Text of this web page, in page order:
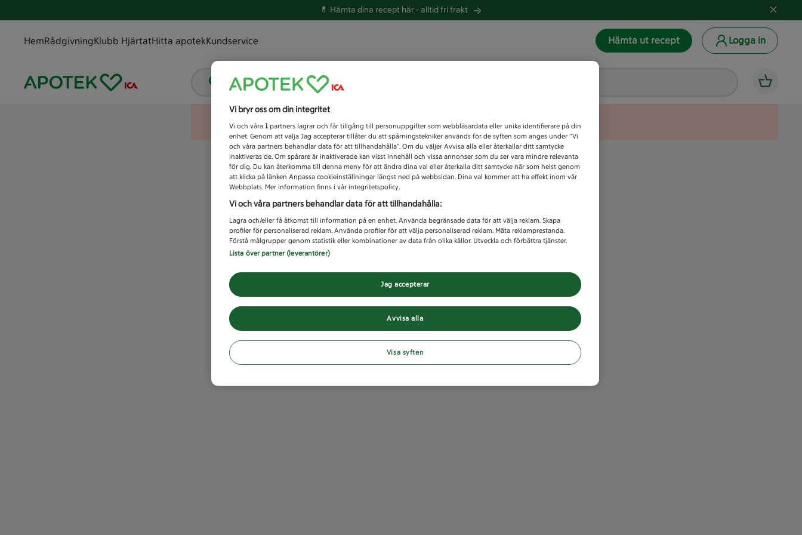
💊 Hämta dina recept här -alltid fri frakt
HemRådgivningKlubb HjärtatHitta apotekKundservice Hämta ut recept Logga in
Vad letar du efter idag?
Unknown error
Vi bryr oss om din integritet
Vi och våra 1 partners lagrar och får tillgång till personuppgifter som webbläsardata eller unika identifierare på din
enhet. Genom att välja Jag accepterar tillåter du att spårningstekniker används för de syften som anges under ”Vi
och våra partners behandlar data för att tillhandahålla”. Om du väljer Avvisa alla eller återkallar ditt samtycke
inaktiveras de. Om spårare är inaktiverade kan visst innehåll och vissa annonser som du ser vara mindre relevanta
för dig. Du kan återkomma till denna meny för att ändra dina val eller återkalla ditt samtycke när som helst genom
att klicka på länken Anpassa cookieinställningar längst ned på webbsidan. Dina val kommer att ha effekt inom vår
Webbplats. Mer information finns i vår integritetspolicy.
Vi och våra partners behandlar data för att tillhandahålla:
Lagra och/eller få åtkomst till information på en enhet. Använda begränsade data för att välja reklam. Skapa
profiler för personaliserad reklam. Använda profiler för att välja personaliserad reklam. Mäta reklamprestanda.
Förstå målgrupper genom statistik eller kombinationer av data från olika källor. Utveckla och förbättra tjänster.
Lista över partner (leverantörer)
Avvisa alla
Jag accepterar
Visa syften